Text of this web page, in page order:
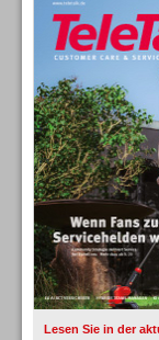
Lesen Sie in der
TK- und ACD-